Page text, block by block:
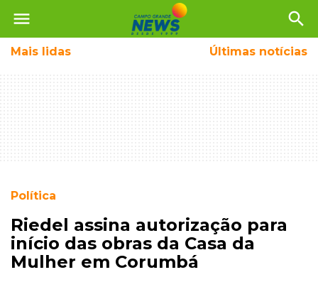
menu search
Mais lidas Últimas notícias
Política
Riedel assina autorização para
início das obras da Casa da
Mulher em Corumbá